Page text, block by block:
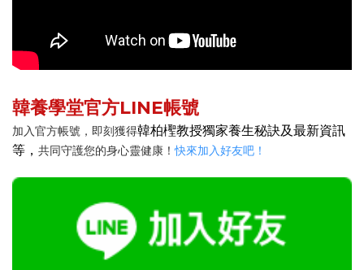
韓養學堂官方LINE帳號
加入官方帳號，即刻獲得韓柏檉教授獨家養生秘訣及最新資訊
等， 共同守護您的身心靈健康！快來加入好友吧！